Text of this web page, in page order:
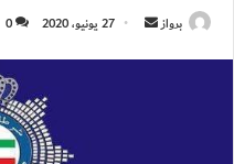
برواز
أرسل 27 يونيو، 2020 0